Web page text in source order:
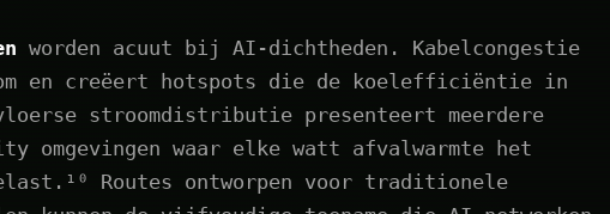
worden acuut bij AI-dichtheden. Kabelcongestie
en creëert hotspots die de koelefficiëntie in
stroomdistributie presenteert meerdere
omgevingen waar elke watt afvalwarmte het
Routes ontworpen voor traditionele